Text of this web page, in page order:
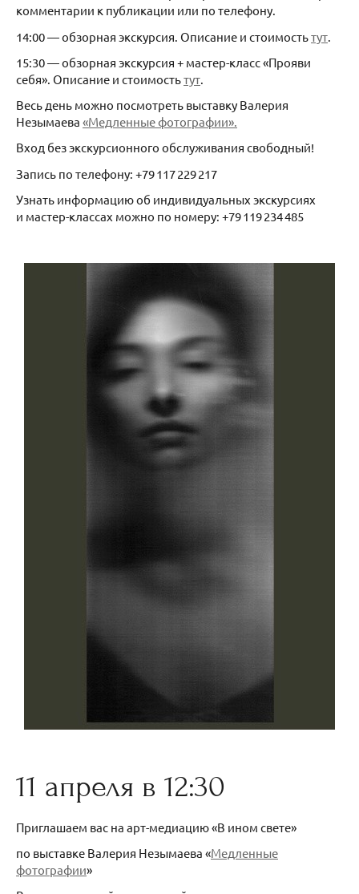
комментарии к публикации или по телефону.
14:00 — обзорная экскурсия. Описание и стоимостьтут
15:30 — обзорная экскурсия + мастер-класс «Прояви
себя». Описание и стоимостьтут.
Весь день можно посмотреть выставку Валерия
Незымаева «Медленные фотографии».
Вход без экскурсионного обслуживания свободный!
Запись по телефону: +79 117 229 217
Узнать информацию об индивидуальных экскурсиях
и мастер-классах можно по номеру: +79 119 234 485
11 апреля в 12:30
Приглашаем вас на арт-медиацию «В ином свете»
по выставке Валерия Незымаева «Медленные
фотографии»